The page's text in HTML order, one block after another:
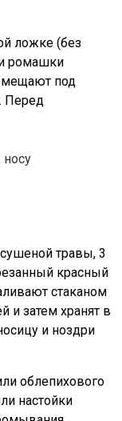
ложке (без
ромашки
под
Перед
травы, 3
красный
стаканом
и затем хранят в
и ноздри
облепихового
настойки